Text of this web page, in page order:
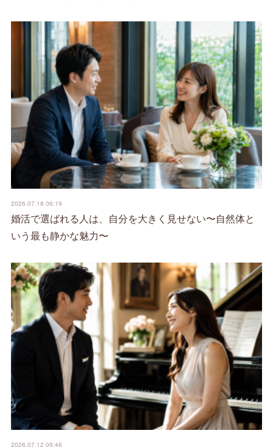
2026.07.18 06:19
婚活で選ばれる人は、自分を大きく見せない〜自然体と
いう最も静かな魅力〜
2026.07.12 09:46